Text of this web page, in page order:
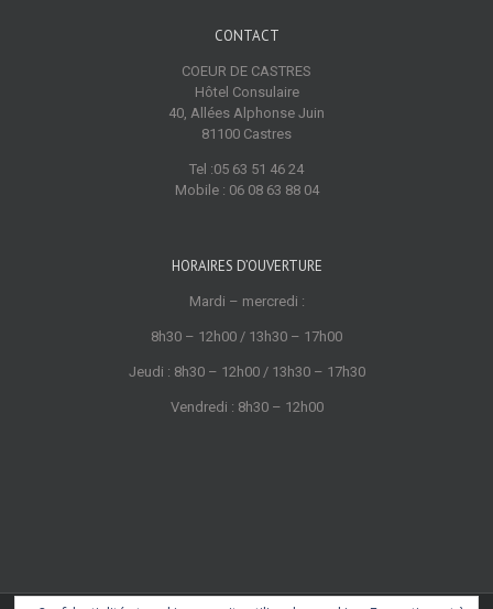
CONTACT
COEUR DE CASTRES
Hôtel Consulaire
40, Allées Alphonse Juin
81100 Castres
Tel :05 63 51 46 24
Mobile : 06 08 63 88 04
HORAIRES D’OUVERTURE
Mardi – mercredi :
8h30 – 12h00 / 13h30 – 17h00
Jeudi : 8h30 – 12h00 / 13h30 – 17h30
Vendredi : 8h30 – 12h00